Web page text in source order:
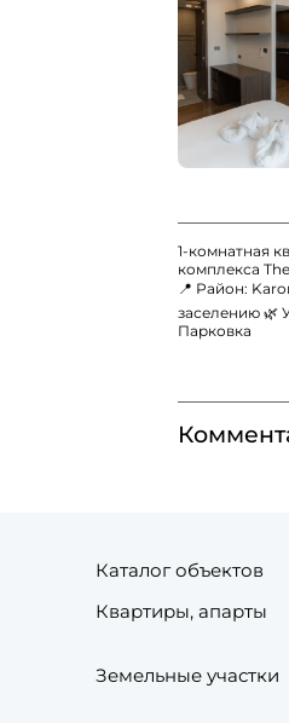
1-комнатная
комплекса
📍 Район:
заселению 🌿
Парковка
Каталог объектов
Квартиры, апарты
Земельные участки